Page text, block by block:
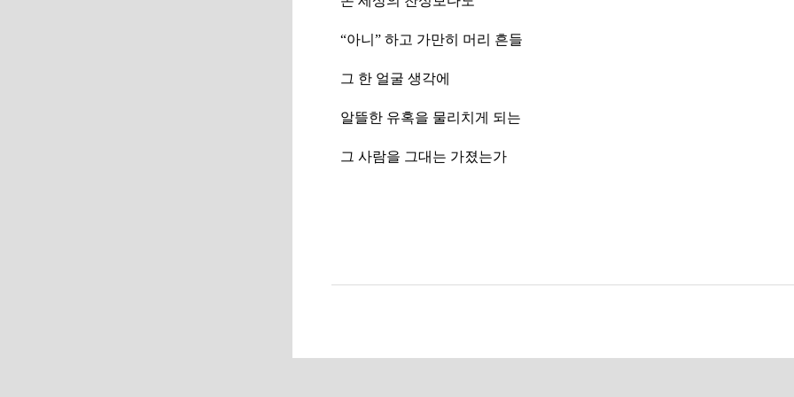
“아니” 하고 가만히 머리 흔들
그 한 얼굴 생각에
알뜰한 유혹을 물리치게 되는
그 사람을 그대는 가졌는가